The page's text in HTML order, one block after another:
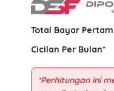
Total Bayar
Cicilan Per Bulan*
*Perhitungan ini